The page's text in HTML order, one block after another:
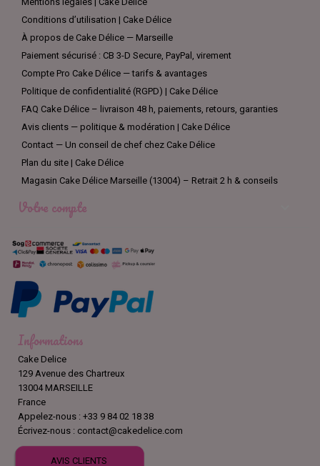
Conditions d’utilisation | Cake Délice
À propos de Cake Délice — Marseille
Paiement sécurisé : CB 3-D Secure, PayPal, virement
Compte Pro Cake Délice — tarifs & avantages
Politique de confidentialité (RGPD) | Cake Délice
FAQ Cake Délice – livraison 48 h, paiements, retours, garanties
Avis clients — politique & modération | Cake Délice
Contact — Un conseil de chef chez Cake Délice
Plan du site | Cake Délice
Magasin Cake Délice Marseille (13004) – Retrait 2 h & conseils
Votre compte
Informations
Cake Delice
129 Avenue des Chartreux
13004 MARSEILLE
France
Appelez-nous : +33 9 84 02 18 38
Écrivez-nous : contact@cakedelice.com
AVIS CLIENTS